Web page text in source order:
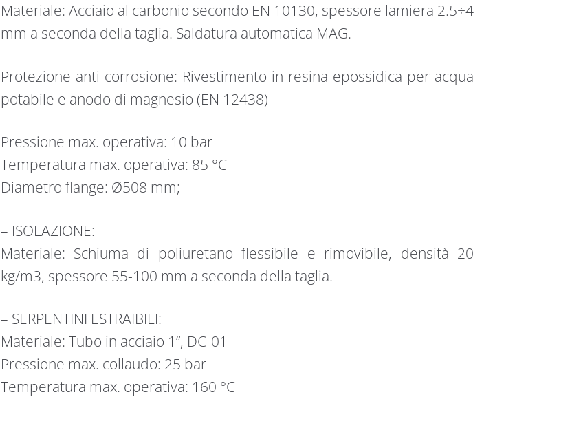
Materiale: Acciaio al carbonio secondo EN 10130, spessore lamiera 2.5÷4
mm a seconda della taglia. Saldatura automatica MAG.
Protezione anti-corrosione: Rivestimento in resina epossidica per acqua
potabile e anodo di magnesio (EN 12438)
Pressione max. operativa: 10 bar
Temperatura max. operativa: 85 °C
Diametro flange: Ø508 mm;
– ISOLAZIONE:
Materiale: Schiuma di poliuretano flessibile e rimovibile, densità 20
kg/m3, spessore 55-100 mm a seconda della taglia.
– SERPENTINI ESTRAIBILI:
Materiale: Tubo in acciaio 1”, DC-01
Pressione max. collaudo: 25 bar
Temperatura max. operativa: 160 °C